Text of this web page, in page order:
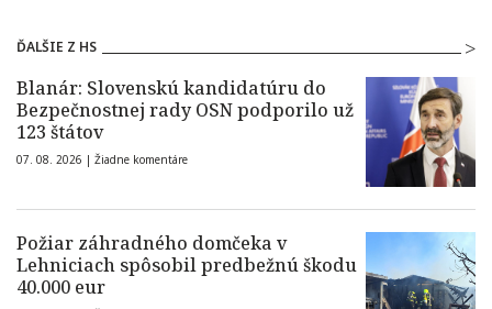
ĎALŠIE Z HS
Blanár: Slovenskú kandidatúru do
Bezpečnostnej rady OSN podporilo už
123 štátov
07. 08. 2026 | Žiadne komentáre
Požiar záhradného domčeka v
Lehniciach spôsobil predbežnú škodu
40.000 eur